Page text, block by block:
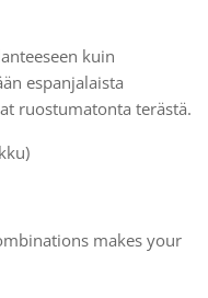
kuin
espanjalaista
ruostumatonta terästä.
makes your